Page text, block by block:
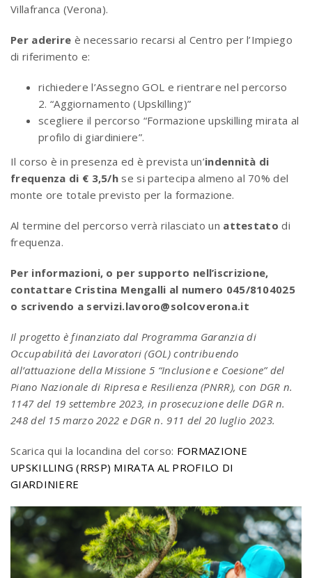
Villafranca (Verona).
Per aderire è necessario recarsi al Centro per l’Impiego
di riferimento e:
richiedere l’Assegno GOL e rientrare nel percorso
2. “Aggiornamento (Upskilling)”
scegliere il percorso “Formazione upskilling mirata al
profilo di giardiniere”.
Il corso è in presenza ed è prevista un’indennità di
frequenza di € 3,5/h se si partecipa almeno al 70% del
monte ore totale previsto per la formazione.
Al termine del percorso verrà rilasciato un attestato di
frequenza.
Per informazioni, o per supporto nell’iscrizione,
contattare Cristina Mengalli al numero 045/8104025
o scrivendo a servizi.lavoro@solcoverona.it
Il progetto è finanziato dal Programma Garanzia di
Occupabilità dei Lavoratori (GOL) contribuendo
all’attuazione della Missione 5 “Inclusione e Coesione” del
Piano Nazionale di Ripresa e Resilienza (PNRR), con DGR n.
1147 del 19 settembre 2023, in prosecuzione delle DGR n.
248 del 15 marzo 2022 e DGR n. 911 del 20 luglio 2023.
Scarica qui la locandina del corso: FORMAZIONE
UPSKILLING (RRSP) MIRATA AL PROFILO DI
GIARDINIERE